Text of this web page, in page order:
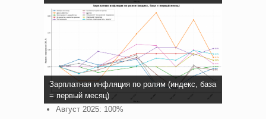
Зарплатная инфляция по ролям (индекс, база
= первый месяц)
Август 2025: 100%